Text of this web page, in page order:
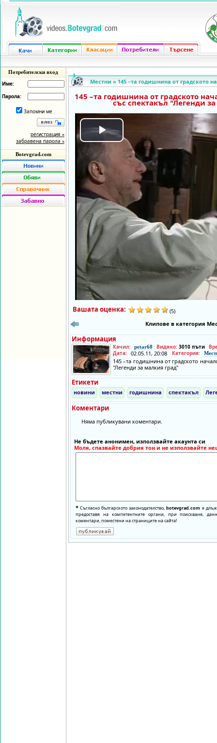
Потребителски вход
Име:
Парола:
Запомни ме
регистрация »
забравена парола »
Botevgrad.com
Местни » 145 –та годишнина от градското
145 –та годишнина от градското
със спектакъл "Легенди
Play
Video
Вашата оценка:
(5)
Клипове в категория
Информация
Качил: petar68 Видяно: 3010 пъти
Дата: 02.05.11, 20:08 Категория:
145 –та годишнина от градското
"Легенди за малкия град"
Етикети
новини местни годишнина спектакъл
Коментари
Няма публикувани коментари.
Не бъдете анонимен, използвайте акаунта си
Моля, спазвайте добрия тон и не използвайте
* Съгласно българското законодателство,botevgrad.com е
предоставя на компетентните органи, при поискване,
коментари, поместени на страниците на сайта!